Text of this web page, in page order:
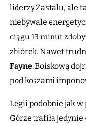
liderzy Zastalu, ale
niebywale
ciągu 13 minut
zbiórek. Nawet
Fayne. Boiskową
pod koszami
Legii podobnie jak
Górze trafiła